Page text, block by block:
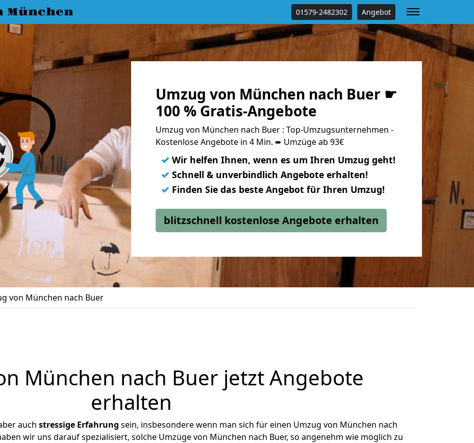
München 01579-2482302 Angebot
Umzug von München nach Buer ☛
100 % Gratis-Angebote
Umzug von München nach Buer : Top-Umzugsunternehmen -
Kostenlose Angebote in 4 Min. ➨ Umzüge ab 93€
✓ Wir helfen Ihnen, wenn es um Ihren Umzug geht!
✓ Schnell & unverbindlich Angebote erhalten!
✓ Finden Sie das beste Angebot für Ihren Umzug!
blitzschnell kostenlose Angebote erhalten
von München nach Buer
München nach Buer jetzt Angebote
erhalten
auch stressige Erfahrung sein, insbesondere wenn man sich für einen Umzug von München nach
wir uns darauf spezialisiert, solche Umzüge von München nach Buer, so angenehm wie möglich zu